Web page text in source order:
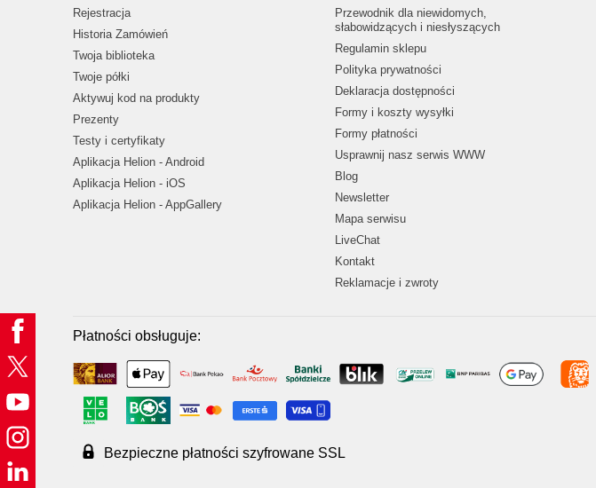
Rejestracja
Historia Zamówień
Twoja biblioteka
Twoje półki
Aktywuj kod na produkty
Prezenty
Testy i certyfikaty
Aplikacja Helion - Android
Aplikacja Helion - iOS
Aplikacja Helion - AppGallery
Przewodnik dla niewidomych,
słabowidzących i niesłyszących
Regulamin sklepu
Polityka prywatności
Deklaracja dostępności
Formy i koszty wysyłki
Formy płatności
Usprawnij nasz serwis WWW
Blog
Newsletter
Mapa serwisu
LiveChat
Kontakt
Reklamacje i zwroty
Płatności obsługuje:
Bezpieczne płatności szyfrowane SSL